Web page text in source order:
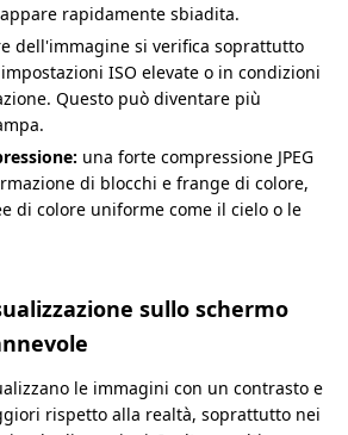
rapidamente sbiadita.
dell'immagine si verifica soprattutto
ISO elevate o in condizioni
Questo può diventare più
una forte compressione JPEG
di blocchi e frange di colore,
di colore uniforme come il cielo o le
sullo schermo
le immagini con un contrasto e
rispetto alla realtà, soprattutto nei